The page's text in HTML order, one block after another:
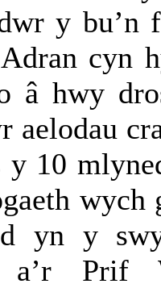
y bu’n
cyn
â hwy
aelodau
y 10
yn y
a’r Prif